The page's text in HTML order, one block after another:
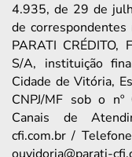
4.935, de 29 de
de
PARATI CRÉDITO,
S/A, instituição
Cidade de Vitória,
CNPJ/MF sob o
Canais de
cfi.com.br /